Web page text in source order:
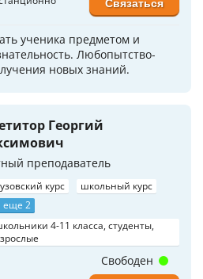
ученика предметом и
Любопытство-
новых знаний.
Связаться
Георгий
преподаватель
курс
школьный курс
еще 2
4-11 класса, студенты,
Свободен